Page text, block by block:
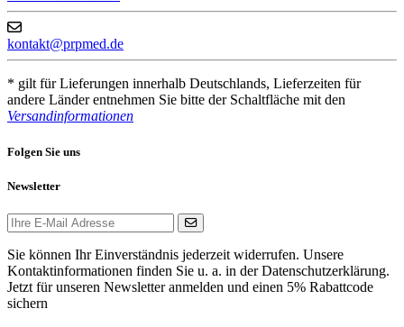
kontakt@prpmed.de
* gilt für Lieferungen innerhalb Deutschlands, Lieferzeiten für
andere Länder entnehmen Sie bitte der Schaltfläche mit den
Versandinformationen
Folgen Sie uns
Newsletter
Sie können Ihr Einverständnis jederzeit widerrufen. Unsere
Kontaktinformationen finden Sie u. a. in der Datenschutzerklärung.
Jetzt für unseren Newsletter anmelden und einen 5% Rabattcode
sichern